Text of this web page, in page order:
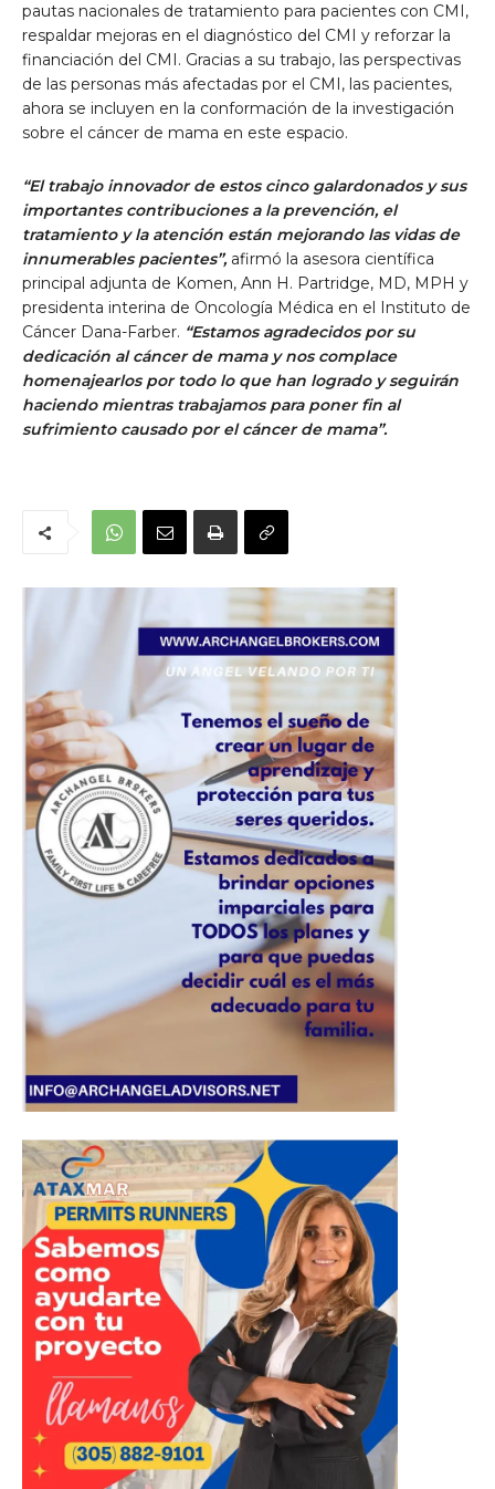
pautas nacionales de tratamiento para pacientes con CMI,
respaldar mejoras en el diagnóstico del CMI y reforzar la
financiación del CMI. Gracias a su trabajo, las perspectivas
de las personas más afectadas por el CMI, las pacientes,
ahora se incluyen en la conformación de la investigación
sobre el cáncer de mama en este espacio.
“El trabajo innovador de estos cinco galardonados y sus
importantes contribuciones a la prevención, el
tratamiento y la atención están mejorando las vidas de
innumerables pacientes”,afirmó la asesora científica
principal adjunta de Komen, Ann H. Partridge, MD, MPH y
presidenta interina de Oncología Médica en el Instituto de
Cáncer Dana-Farber. “Estamos agradecidos por su
dedicación al cáncer de mama y nos complace
homenajearlos por todo lo que han logrado y seguirán
haciendo mientras trabajamos para poner fin al
sufrimiento causado por el cáncer de mama”.